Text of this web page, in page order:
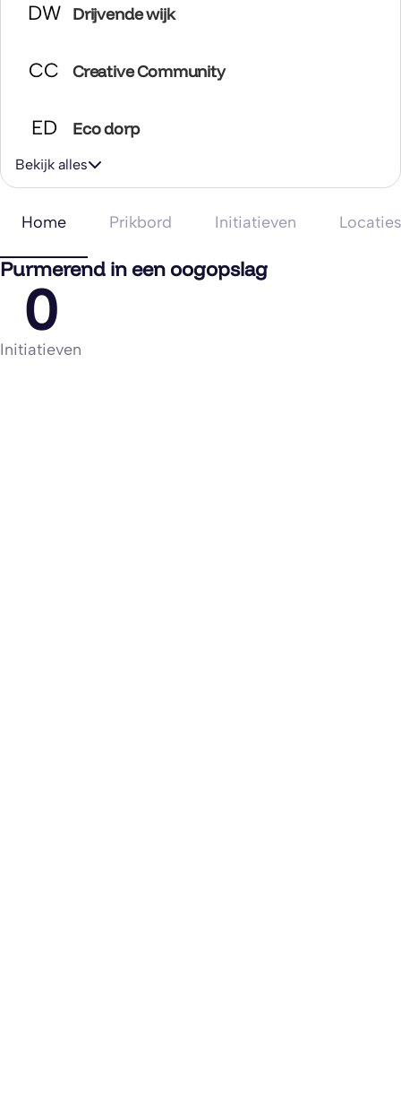
DW Drijvende wijk
CC Creative Community
ED Eco dorp
Bekijk alles
Home Prikbord Initiatieven Locaties
Purmerend in een oogopslag
0
Initiatieven